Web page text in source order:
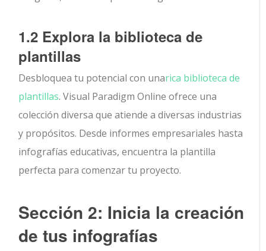
1.2 Explora la biblioteca de
plantillas
Desbloquea tu potencial con unarica biblioteca de
plantillas. Visual Paradigm Online ofrece una
colección diversa que atiende a diversas industrias
y propósitos. Desde informes empresariales hasta
infografías educativas, encuentra la plantilla
perfecta para comenzar tu proyecto.
Sección 2: Inicia la creación
de tus infografías